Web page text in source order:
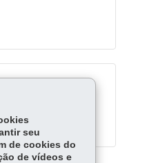
seu
de cookies do
de vídeos e